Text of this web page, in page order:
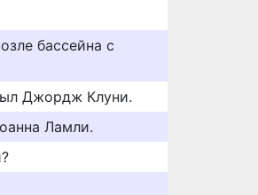
бассейна с
Джордж Клуни.
Ламли.